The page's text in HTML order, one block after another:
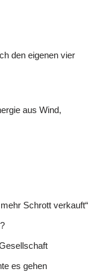
den eigenen vier
aus Wind,
Schrott verkauft“
es gehen